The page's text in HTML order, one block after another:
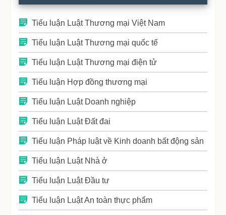
Tiểu luận Luật Thương mại Việt Nam
Tiểu luận Luật Thương mại quốc tế
Tiểu luận Luật Thương mại điện tử
Tiểu luận Hợp đồng thương mại
Tiểu luận Luật Doanh nghiệp
Tiểu luận Luật Đất đai
Tiểu luận Pháp luật về Kinh doanh bất động sản
Tiểu luận Luật Nhà ở
Tiểu luận Luật Đầu tư
Tiểu luận Luật An toàn thực phẩm